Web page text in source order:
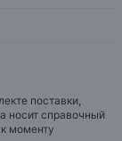
поставки,
носит справочный
моменту